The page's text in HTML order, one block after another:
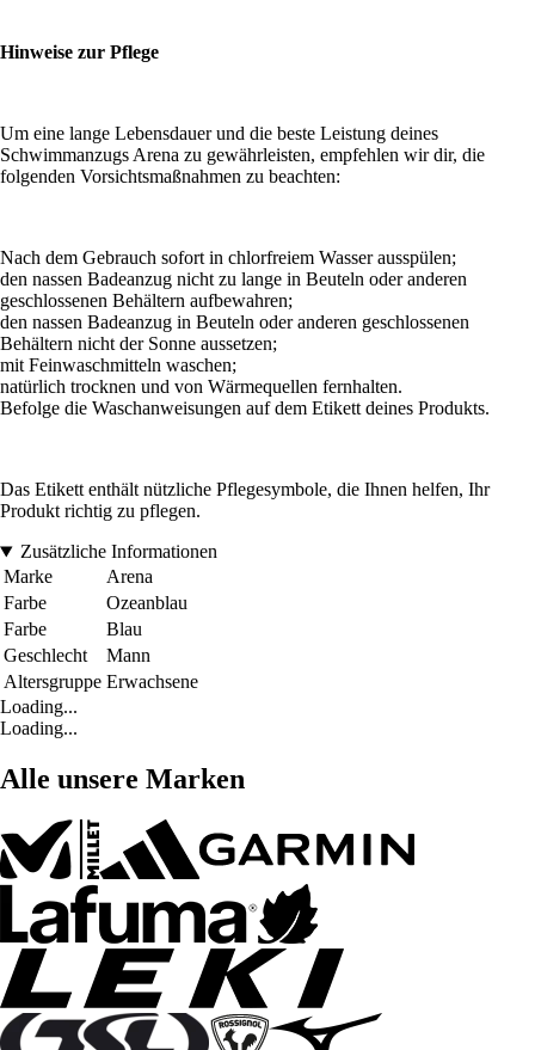
Hinweise zur Pflege
Um eine lange Lebensdauer und die beste Leistung deines
Schwimmanzugs Arena zu gewährleisten, empfehlen wir dir, die
folgenden Vorsichtsmaßnahmen zu beachten:
Nach dem Gebrauch sofort in chlorfreiem Wasser ausspülen;
den nassen Badeanzug nicht zu lange in Beuteln oder anderen
geschlossenen Behältern aufbewahren;
den nassen Badeanzug in Beuteln oder anderen geschlossenen
Behältern nicht der Sonne aussetzen;
mit Feinwaschmitteln waschen;
natürlich trocknen und von Wärmequellen fernhalten.
Befolge die Waschanweisungen auf dem Etikett deines Produkts.
Das Etikett enthält nützliche Pflegesymbole, die Ihnen helfen, Ihr
Produkt richtig zu pflegen.
Zusätzliche Informationen
Marke
Arena
Farbe
Ozeanblau
Farbe
Blau
Geschlecht
Mann
Altersgruppe Erwachsene
Loading...
Loading...
Alle unsere Marken